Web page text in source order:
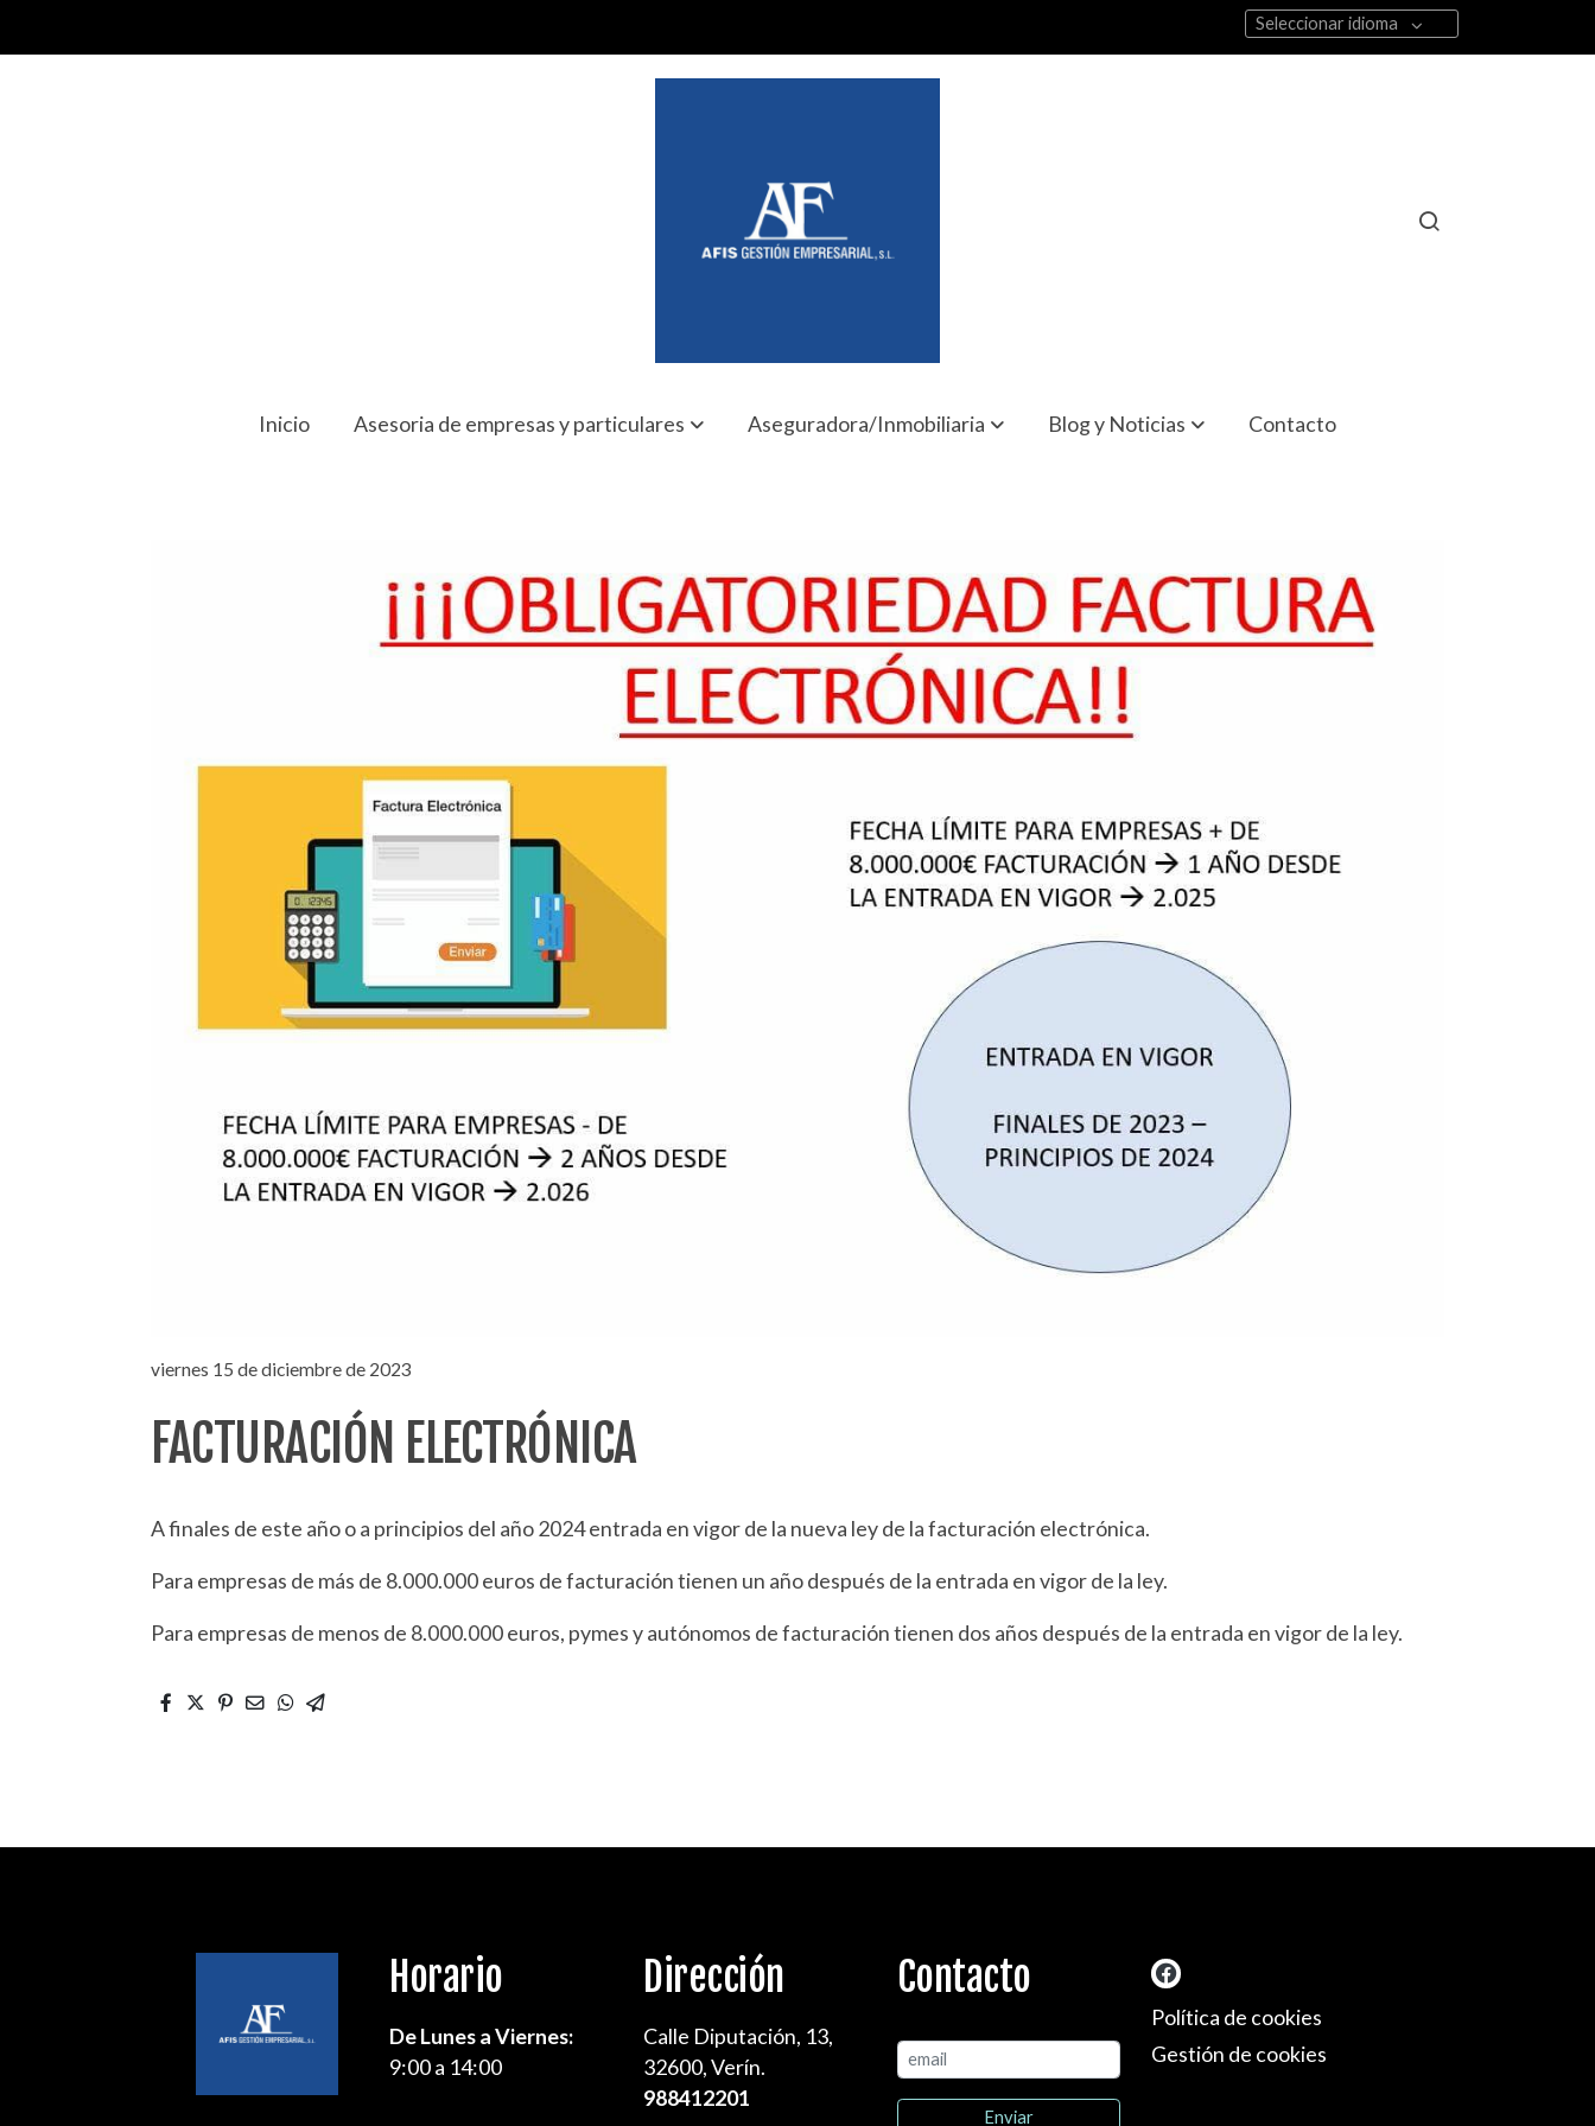
Seleccionar idioma
Inicio Asesoria de empresas y particulares Aseguradora/Inmobiliaria Blog y Noticias Contacto
viernes 15 de diciembre de 2023
FACTURACIÓN ELECTRÓNICA
A finales de este año o a principios del año 2024 entrada en vigor de la nueva ley de la facturación electrónica.
Para empresas de más de 8.000.000 euros de facturación tienen un año después de la entrada en vigor de la ley.
Para empresas de menos de 8.000.000 euros, pymes y autónomos de facturación tienen dos años después de la entrada en vigor de la ley.
Horario
De Lunes a Viernes:
9:00 a 14:00
Dirección
Calle Diputación, 13,
32600, Verín.
988412201
Contacto
Enviar
Política de cookies
Gestión de cookies